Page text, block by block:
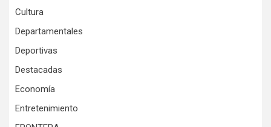
Cultura
Departamentales
Deportivas
Destacadas
Economía
Entretenimiento